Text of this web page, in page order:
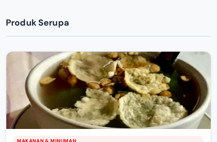
Produk Serupa